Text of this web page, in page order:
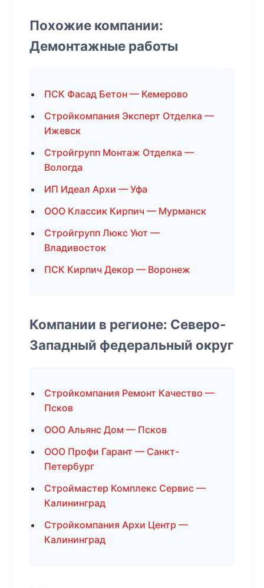
Похожие компании:
Демонтажные работы
ПСК Фасад Бетон — Кемерово
Стройкомпания Эксперт Отделка —
Ижевск
Стройгрупп Монтаж Отделка —
Вологда
ИП Идеал Архи — Уфа
ООО Классик Кирпич — Мурманск
Стройгрупп Люкс Уют —
Владивосток
ПСК Кирпич Декор — Воронеж
Компании в регионе: Северо-
Западный федеральный округ
Стройкомпания Ремонт Качество —
Псков
ООО Альянс Дом — Псков
ООО Профи Гарант — Санкт-
Петербург
Строймастер Комплекс Сервис —
Калининград
Стройкомпания Архи Центр —
Калининград